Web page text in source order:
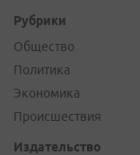
Рубрики
Общество
Политика
Экономика
Происшествия
Издательство